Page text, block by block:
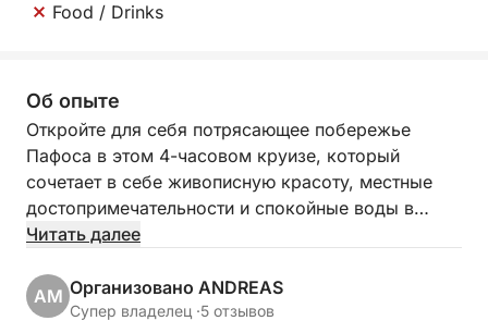
Food / Drinks
Об опыте
Откройте для себя потрясающее побережье
Пафоса в этом 4-часовом круизе, который
сочетает в себе живописную красоту, местные
достопримечательности и спокойные воды в
идеальном коротком побеге. Независимо от того,
фотографий или освежающего купания в море,
это прибрежное путешествие предлагает лучшее,
Читать далее
AM Организовано ANDREAS
Супер владелец ·5 отзывов